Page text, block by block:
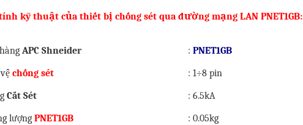
kỹ thuật của thiết bị chống sét qua đường mạng LAN PNET1GB:
APC Shneider :PNET1GB
vệchống sét : 1÷8 pin
Cắt Sét : 6.5kA
lượngPNET1GB : 0.05kg